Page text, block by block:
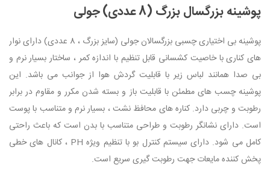
پوشینه بزرگسال بزرگ (8 عددی) جولی
پوشینه بی اختیاری چسبی بزرگسالان جولی (سایز بزرگ ، 8 عددی) دارای نوار
های کناری با خاصیت کشسانی قابل تنظیم با اندازه کمر ، ساختار بسیار نرم و
بی صدا همانند لباس زیر با قابلیت گردش هوا از جوانب می باشد. این
پوشینه چسب های مطمئن با قابلیت باز و بسته شدن مکرر و مقاوم در برابر
رطوبت و چربی دارد. کناره های محافظ نشت ، بسیار نرم و متناسب با پوست
است. دارای نشانگر رطوبت و طراحی متناسب با بدن است که باعث راحتی
کامل می شود. دارای سیستم کنترل بو با تنظیم ویژه PH ، کانال های خطی
پخش کننده مایعات جهت رطوبت گیری سریع است.